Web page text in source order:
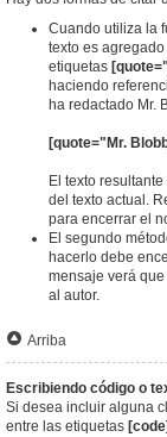
Cuando utiliza la
texto es
etiquetas
haciendo
ha redactado Mr.
[quote="Mr.
El texto
del texto actual.
para encerrar el
El segundo
hacerlo debe
mensaje verá
al autor.
Arriba
Escribiendo código o
Si desea incluir alguna
entre las etiquetas